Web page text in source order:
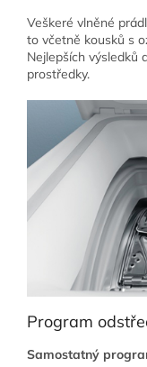
Veškeré vlněné
to včetně kousků s
Nejlepších výsledků
prostředky.
Program
Samostatný